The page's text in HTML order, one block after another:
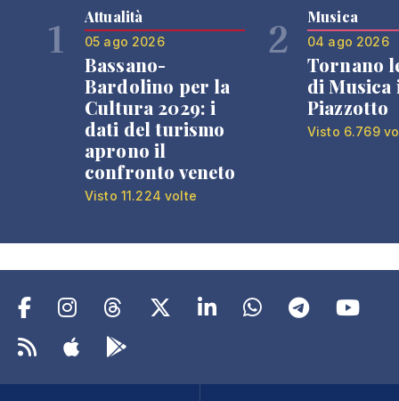
1 Attualità
05 ago 2026
Bassano-
Bardolino per la
Cultura 2029: i
dati del turismo
aprono il
confronto veneto
Visto 11.224 volte
2 Musica
04 ago 2026
Tornano
di Musica
Piazzotto
Visto 6.769